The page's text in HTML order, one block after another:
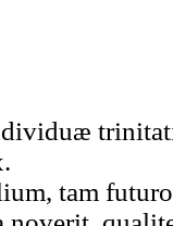
tam